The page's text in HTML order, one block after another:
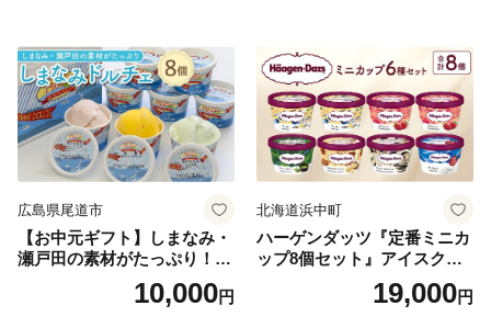
広島県尾道市
【お中元ギフト】しまなみ・
瀬戸田の素材がたっぷり！ジ
10,000円
北海道浜中町
ハーゲンダッツ『定番ミニカ
ップ8個セット』アイスクリ
ーム アイス スイーツ デザー
19,000円